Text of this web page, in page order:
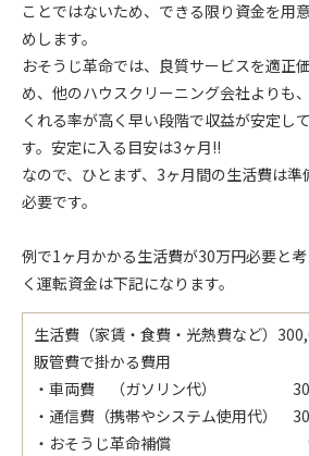
ことではないため、できる限り資金を用
めします。
おそうじ革命では、良質サービスを適正
め、他のハウスクリーニング会社よりも
くれる率が高く早い段階で収益が安定し
す。安定に入る目安は3ヶ月!!
なので、ひとまず、3ヶ月間の生活費は
必要です。
例で1ヶ月かかる生活費が30万円必要と
く運転資金は下記になります。
生活費（家賃・食費・光熱費など）
販管費で掛かる費用
・車両費 （ガソリン代）
・通信費（携帯やシステム使用代）
・おそうじ革命補償